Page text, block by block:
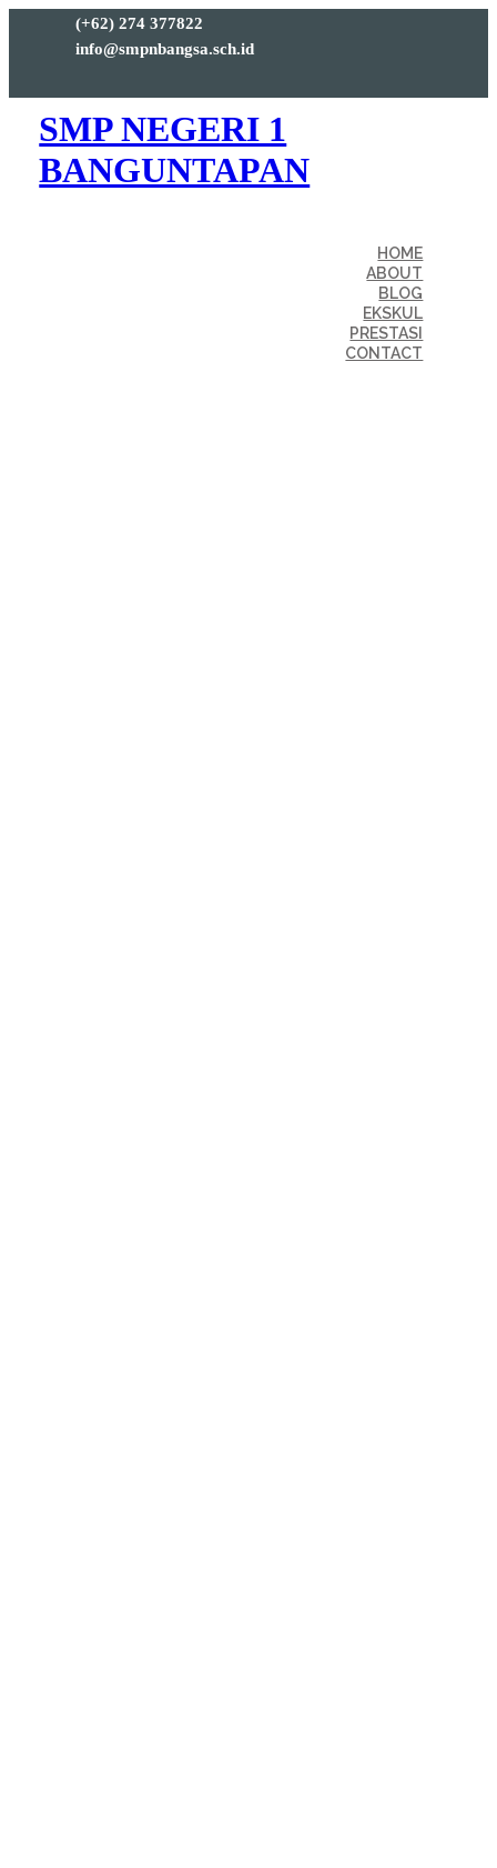
(+62) 274 377822
info@smpnbangsa.sch.id
SMP NEGERI 1
BANGUNTAPAN
HOME
ABOUT
BLOG
EKSKUL
PRESTASI
CONTACT